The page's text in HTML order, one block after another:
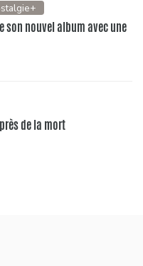
son nouvel album avec une
de la mort